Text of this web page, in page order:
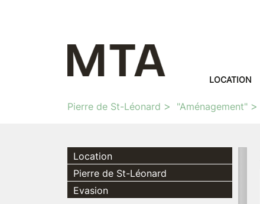
LOCATION
Pierre de St-Léonard "Aménagement"
Location
Pierre de St-Léonard
Evasion